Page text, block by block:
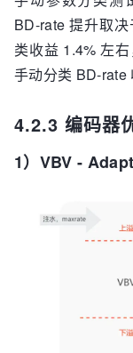
BD-rate 提升取
类收益 1.4% 左
手动分类 BD-rate
4.2.3 编码器
1）VBV -